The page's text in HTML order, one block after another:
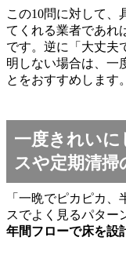
この10問に対して、
てくれる業者であれ
です。逆に「大丈夫
明しない場合は、一
とをおすすめします。
一度きれい
スや定期清
「一晩でピカピカ
スでよく見るパター
年間フローで床を設